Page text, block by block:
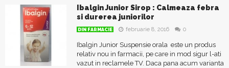
Ibalgin Junior Sirop : Calmeaza febra
si durerea juniorilor
DIN FARMACIE februarie 8, 2016 0
Ibalgin Junior Suspensie orala este un produs
relativ nou in farmacii, pe care in mod sigur l-ati
vazut in reclamele TV. Daca pana acum varianta